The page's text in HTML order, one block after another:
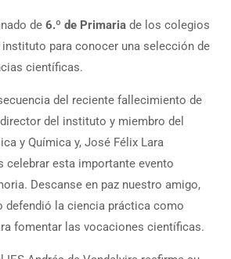
de 6.º de Primaria de los colegios
para conocer una selección de
científicas.
del reciente fallecimiento de
del instituto y miembro del
y Química y, José Félix Lara
celebrar esta importante evento
Descanse en paz nuestro amigo,
defendió la ciencia práctica como
fomentar las vocaciones científicas.